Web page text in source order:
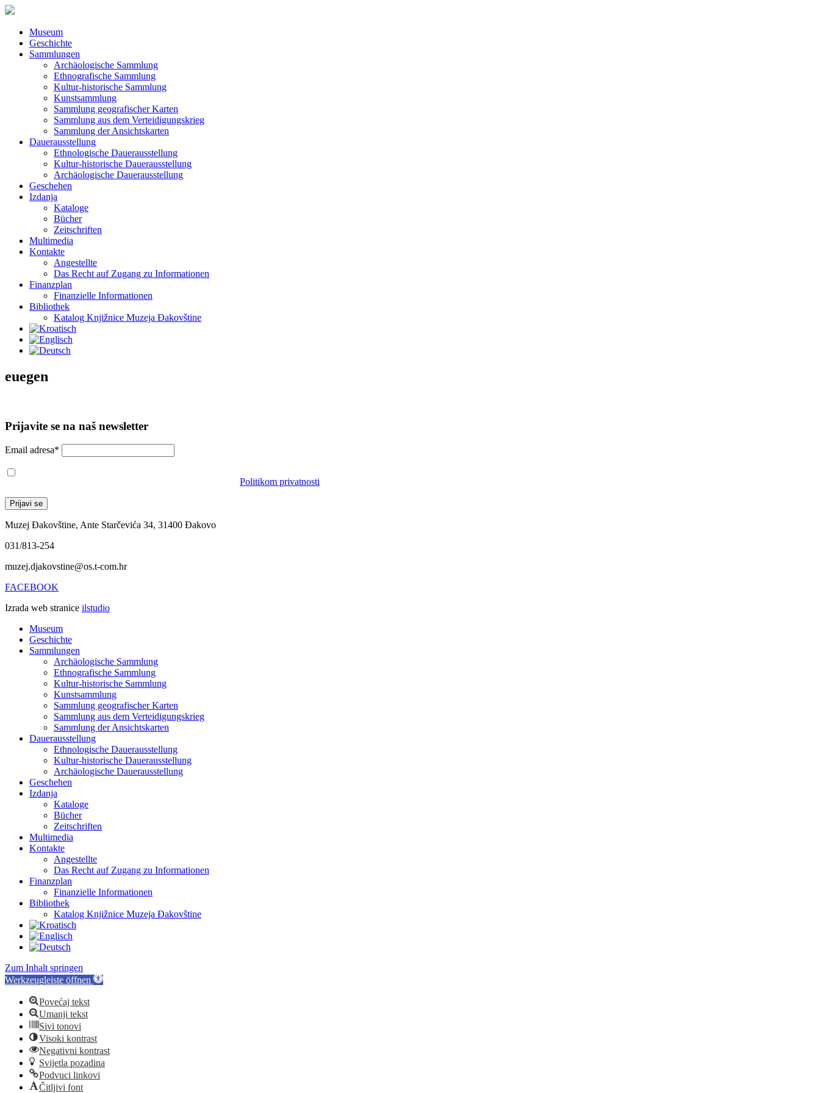
Museum
Geschichte
Sammlungen
Archäologische Sammlung
Ethnografische Sammlung
Kultur-historische Sammlung
Kunstsammlung
Sammlung geografischer Karten
Sammlung aus dem Verteidigungskrieg
Sammlung der Ansichtskarten
Dauerausstellung
Ethnologische Dauerausstellung
Kultur-historische Dauerausstellung
Archäologische Dauerausstellung
Geschehen
Izdanja
Kataloge
Bücher
Zeitschriften
Multimedia
Kontakte
Angestellte
Das Recht auf Zugang zu Informationen
Finanzplan
Finanzielle Informationen
Bibliothek
Katalog Knjižnice Muzeja Đakovštine
euegen
Prijavite se na naš newsletter
Email adresa*
Politikom privatnosti
Muzej Đakovštine, Ante Starčevića 34, 31400 Đakovo
031/813-254
muzej.djakovstine@os.t-com.hr
FACEBOOK
Izrada web stranice ilstudio
Museum
Geschichte
Sammlungen
Archäologische Sammlung
Ethnografische Sammlung
Kultur-historische Sammlung
Kunstsammlung
Sammlung geografischer Karten
Sammlung aus dem Verteidigungskrieg
Sammlung der Ansichtskarten
Dauerausstellung
Ethnologische Dauerausstellung
Kultur-historische Dauerausstellung
Archäologische Dauerausstellung
Geschehen
Izdanja
Kataloge
Bücher
Zeitschriften
Multimedia
Kontakte
Angestellte
Das Recht auf Zugang zu Informationen
Finanzplan
Finanzielle Informationen
Bibliothek
Katalog Knjižnice Muzeja Đakovštine
Zum Inhalt springen
Werkzeugleiste öffnen
Povećaj tekst
Umanji tekst
Sivi tonovi
Visoki kontrast
Negativni kontrast
Svijetla pozadina
Podvuci linkovi
Čitljivi font